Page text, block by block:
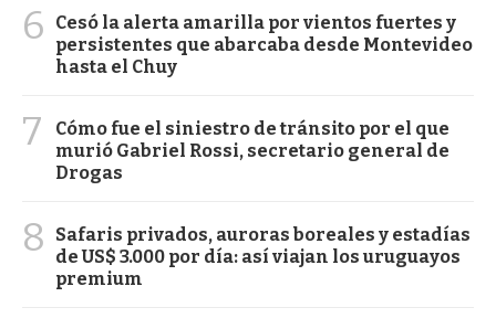
6
Cesó la alerta amarilla por vientos fuertes y
persistentes que abarcaba desde Montevideo
hasta el Chuy
7
Cómo fue el siniestro de tránsito por el que
murió Gabriel Rossi, secretario general de
Drogas
8
Safaris privados, auroras boreales y estadías
de US$ 3.000 por día: así viajan los uruguayos
premium